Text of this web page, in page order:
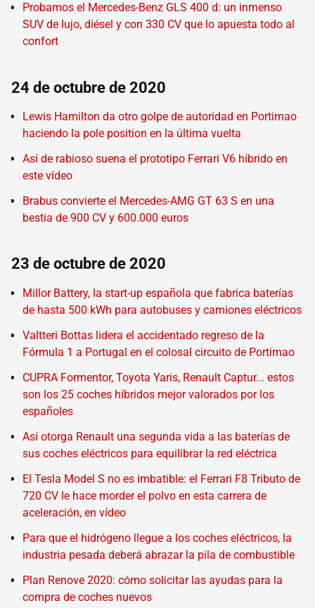
Probamos el Mercedes-Benz GLS 400 d: un inmenso
SUV de lujo, diésel y con 330 CV que lo apuesta todo al
confort
24 de octubre de 2020
Lewis Hamilton da otro golpe de autoridad en Portimao
haciendo la pole position en la última vuelta
Así de rabioso suena el prototipo Ferrari V6 híbrido en
este vídeo
Brabus convierte el Mercedes-AMG GT 63 S en una
bestia de 900 CV y 600.000 euros
23 de octubre de 2020
Millor Battery, la start-up española que fabrica baterías
de hasta 500 kWh para autobuses y camiones eléctricos
Valtteri Bottas lidera el accidentado regreso de la
Fórmula 1 a Portugal en el colosal circuito de Portimao
CUPRA Formentor, Toyota Yaris, Renault Captur... estos
son los 25 coches híbridos mejor valorados por los
españoles
Así otorga Renault una segunda vida a las baterías de
sus coches eléctricos para equilibrar la red eléctrica
El Tesla Model S no es imbatible: el Ferrari F8 Tributo de
720 CV le hace morder el polvo en esta carrera de
aceleración, en vídeo
Para que el hidrógeno llegue a los coches eléctricos, la
industria pesada deberá abrazar la pila de combustible
Plan Renove 2020: cómo solicitar las ayudas para la
compra de coches nuevos